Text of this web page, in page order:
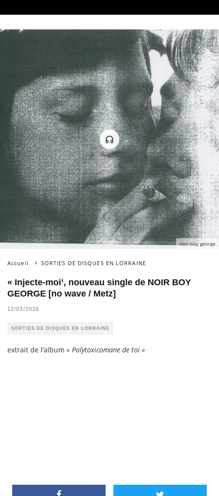
noir boy george
Accueil SORTIES DE DISQUES EN LORRAINE
« Injecte-moi’, nouveau single de NOIR BOY
GEORGE [no wave / Metz]
12/03/2026
SORTIES DE DISQUES EN LORRAINE
extrait de l’album « Polytoxicomane de toi »